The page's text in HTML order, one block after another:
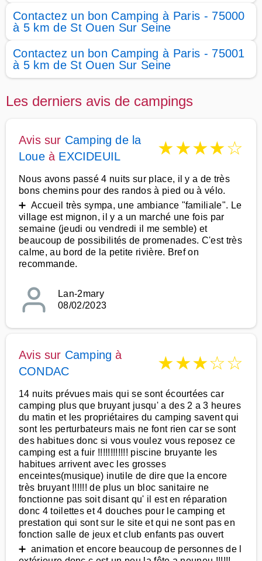
Contactez un bon Camping à Paris - 75000
à 5 km de St Ouen Sur Seine
Contactez un bon Camping à Paris - 75001
à 5 km de St Ouen Sur Seine
Les derniers avis de campings
Avis sur Camping de la
Loueà EXCIDEUIL ★★★★☆
Nous avons passé 4 nuits sur place, il y a de très
bons chemins pour des randos à pied ou à vélo.
➕ Accueil très sympa, une ambiance "familiale". Le
village est mignon, il y a un marché une fois par
semaine (jeudi ou vendredi il me semble) et
beaucoup de possibilités de promenades. C'est très
calme, au bord de la petite rivière. Bref on
recommande.
Lan-2mary
08/02/2023
Avis sur Camping à
CONDAC
★★★☆☆
14 nuits prévues mais qui se sont écourtées car
camping plus que bruyant jusqu' a des 2 a 3 heures
du matin et les propriétaires du camping savent qui
sont les perturbateurs mais ne font rien car se sont
des habitues donc si vous voulez vous reposez ce
camping est a fuir !!!!!!!!!!!! piscine bruyante les
habitues arrivent avec les grosses
enceintes(musique) inutile de dire que la encore
très bruyant !!!!!! de plus un bloc sanitaire ne
fonctionne pas soit disant qu' il est en réparation
donc 4 toilettes et 4 douches pour le camping et
prestation qui sont sur le site et qui ne sont pas en
fonction salle de jeux et club enfants pas ouvert
➕ animation et encore beaucoup de personnes de l